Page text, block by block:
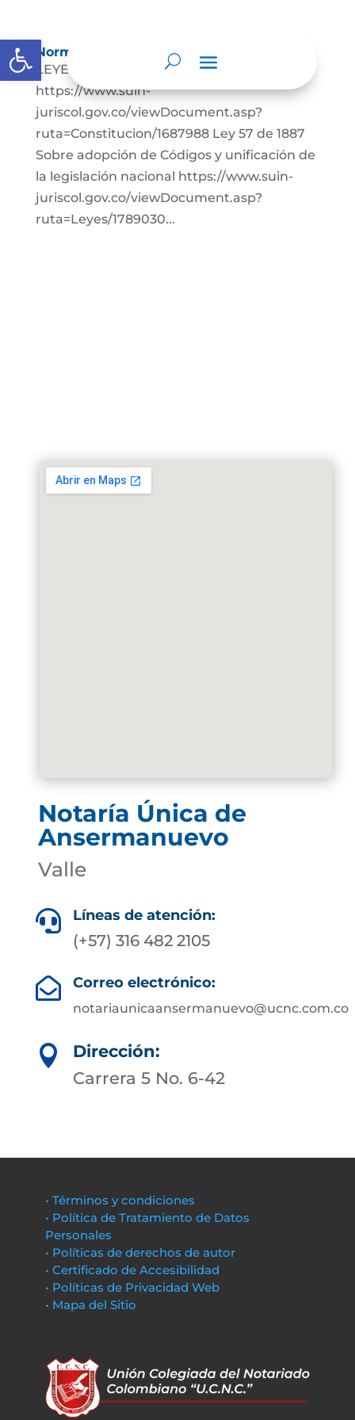
Abrir barra de herramientas
Normatividad
LEYES: Constitución Política de Colombia.
https://www.suin-
juriscol.gov.co/viewDocument.asp?
ruta=Constitucion/1687988 Ley 57 de 1887
Sobre adopción de Códigos y unificación de
la legislación nacional https://www.suin-
juriscol.gov.co/viewDocument.asp?
ruta=Leyes/1789030...
Notaría Única de
Ansermanuevo
Valle
 Líneas de atención:
(+57) 316 482 2105
 Correo electrónico:
notariaunicaansermanuevo@ucnc.com.co

Dirección:
Carrera 5 No. 6-42
• Términos y condiciones
• Política de Tratamiento de Datos
Personales
• Políticas de derechos de autor
• Certificado de Accesibilidad
• Políticas de Privacidad Web
• Mapa del Sitio